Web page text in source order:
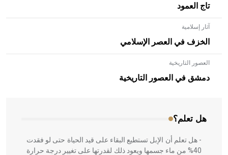
تاج العمود
آثار إسلامية
الخزف في العصر الإسلامي
العصور التاريخية
دمشق في العصور التاريخية
هل تعلم؟
- هل تعلم أن الأبلق نوع من الفنون الهندسية التي ارتبطت
بالعمارة الإسلامية في بلاد الشام ومصر خاصة، حيث يحرص
المعمار على بناء مداميكه وخاصة في الواجهات
- هل تعلم أن الإبل تستطيع البقاء على قيد الحياة حتى لو فقدت
40% من ماء جسمها ويعود ذلك لقدرتها على تغيير درجة حرارة